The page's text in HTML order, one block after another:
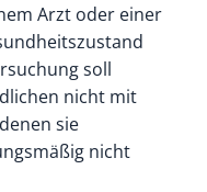
Arzt oder einer
soll
nicht mit
sie
nicht